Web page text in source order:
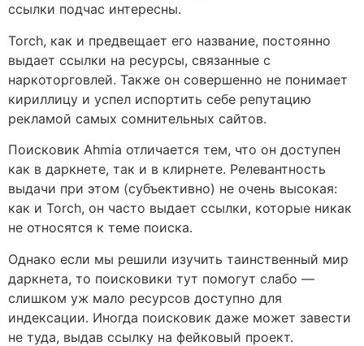
ссылки подчас интересны.
Torch, как и предвещает его название, постоянно
выдает ссылки на ресурсы, связанные с
наркоторговлей. Также он совершенно не понимает
кириллицу и успел испортить себе репутацию
рекламой самых сомнительных сайтов.
Поисковик Ahmia отличается тем, что он доступен
как в даркнете, так и в клирнете. Релевантность
выдачи при этом (субъективно) не очень высокая:
как и Torch, он часто выдает ссылки, которые никак
не относятся к теме поиска.
Однако если мы решили изучить таинственный мир
даркнета, то поисковики тут помогут слабо —
слишком уж мало ресурсов доступно для
индексации. Иногда поисковик даже может завести
не туда, выдав ссылку на фейковый проект.